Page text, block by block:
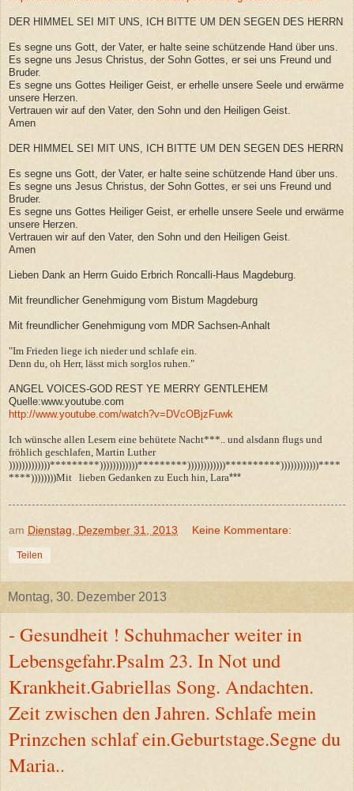
DER HIMMEL SEI MIT UNS, ICH BITTE UM DEN SEGEN DES HERRN
Es segne uns Gott, der Vater, er halte seine schützende Hand über uns.
Es segne uns Jesus Christus, der Sohn Gottes, er sei uns Freund und
Bruder.
Es segne uns Gottes Heiliger Geist, er erhelle unsere Seele und erwärme
unsere Herzen.
Vertrauen wir auf den Vater, den Sohn und den Heiligen Geist.
Amen
DER HIMMEL SEI MIT UNS, ICH BITTE UM DEN SEGEN DES HERRN
Es segne uns Gott, der Vater, er halte seine schützende Hand über uns.
Es segne uns Jesus Christus, der Sohn Gottes, er sei uns Freund und
Bruder.
Es segne uns Gottes Heiliger Geist, er erhelle unsere Seele und erwärme
unsere Herzen.
Vertrauen wir auf den Vater, den Sohn und den Heiligen Geist.
Amen
Lieben Dank an Herrn Guido Erbrich Roncalli-Haus Magdeburg.
Mit freundlicher Genehmigung vom Bistum Magdeburg
Mit freundlicher Genehmigung vom MDR Sachsen-Anhalt
"Im Frieden liege ich nieder und schlafe ein.
Denn du, oh Herr, lässt mich sorglos ruhen."
ANGEL VOICES-GOD REST YE MERRY GENTLEHEM
Quelle:www.youtube.com
http://www.youtube.com/watch?v=DVcOBjzFuwk
Ich wünsche allen Lesern eine behütete Nacht***.. und alsdann flugs und
fröhlich geschlafen, Martin Luther
)))))))))))))*********))))))))))))*********))))))))))))**********))))))))))))****
****))))))))Mit lieben Gedanken zu Euch hin, Lara***
am Dienstag, Dezember 31, 2013 Keine Kommentare:
Teilen
Montag, 30. Dezember 2013
- Gesundheit ! Schuhmacher weiter in
Lebensgefahr.Psalm 23. In Not und
Krankheit.Gabriellas Song. Andachten.
Zeit zwischen den Jahren. Schlafe mein
Prinzchen schlaf ein.Geburtstage.Segne du
Maria..